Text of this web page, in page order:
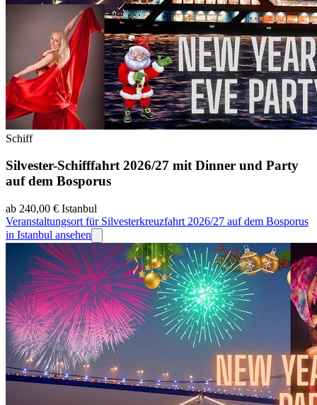
Schiff
Silvester-Schifffahrt 2026/27 mit Dinner und Party
auf dem Bosporus
ab 240,00 € Istanbul
Veranstaltungsort für Silvesterkreuzfahrt 2026/27 auf dem Bosporus
in Istanbul ansehen